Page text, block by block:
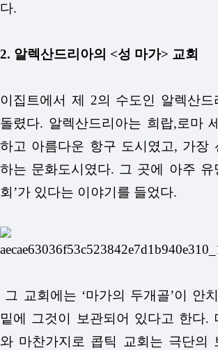
다.
2. 알렉산드리아의 <성 마가> 교회
이집트에서 제 2의 수도인 알렉산드
돌렸다. 알렉산드리아는 희랍,로마
하고 아름다운 항구 도시였고, 가장
하는 문화도시였다. 그 곳에 아주 유
회’가 있다는 이야기를 들었다.
그 교회에는 ‘마가의 두개골’이 안
밑에 그것이 보관되어 있다고 한다.
와 마찬가지로 콥틱 교회는 극단의